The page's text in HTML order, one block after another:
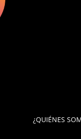
¿QUIÉNES